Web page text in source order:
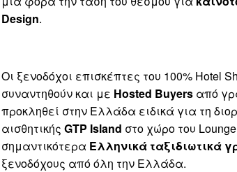
Design.
Οι ξενοδόχοι επισκέπτες του 100% Hotel
συναντηθούν και με Hosted Buyers από
προκληθεί στην Ελλάδα ειδικά για τη
αισθητικής GTP Island στο χώρο του
σημαντικότερα Ελληνικά ταξιδιωτικά
ξενοδόχους από όλη την Ελλάδα.